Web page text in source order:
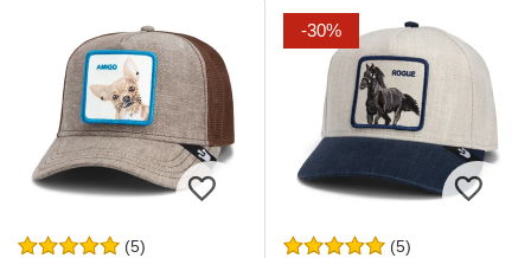
(5)
-30%
(5)